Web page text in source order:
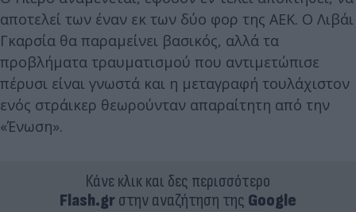
αποτελεί των έναν εκ των δύο φορ της ΑΕΚ. Ο Λιβάι
Γκαρσία θα παραμείνει βασικός, αλλά τα
προβλήματα τραυματισμού που αντιμετώπισε
πέρυσι είναι γνωστά και η μεταγραφή τουλάχιστον
ενός στράικερ θεωρούνταν απαραίτητη από την
«Ένωση».
Κάνε κλικ και δες περισσότερο
Flash.grστην αναζήτηση της Google